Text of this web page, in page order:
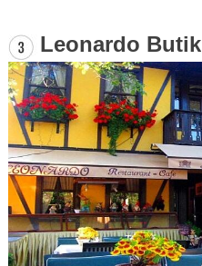
Leonardo Butik